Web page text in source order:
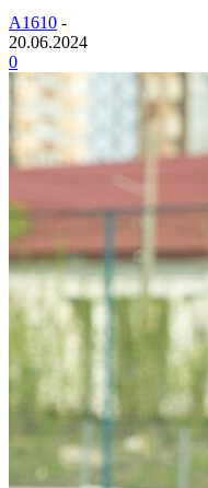
A1610 -
20.06.2024
0